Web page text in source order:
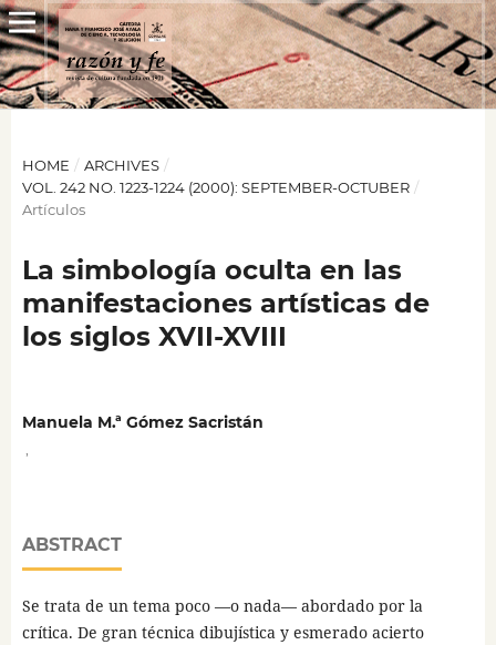
HOME / ARCHIVES /
VOL. 242 NO. 1223-1224 (2000): SEPTEMBER-OCTUBER /
Artículos
La simbología oculta en las
manifestaciones artísticas de
los siglos XVII-XVIII
Manuela M.ª Gómez Sacristán
ABSTRACT
Se trata de un tema poco —o nada— abordado por la
crítica. De gran técnica dibujística y esmerado acierto